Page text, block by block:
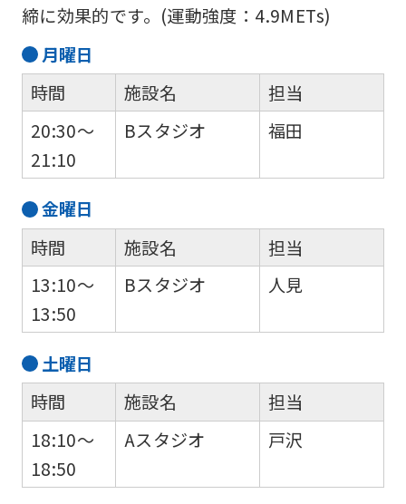
締に効果的です。(運動強度：4.9METs)
月曜日
時間
20:30～
21:10
施設名
Bスタジオ
担当
福田
金曜日
時間
13:10～
13:50
施設名
Bスタジオ
担当
人見
土曜日
時間
18:10～
18:50
施設名
Aスタジオ
担当
戸沢